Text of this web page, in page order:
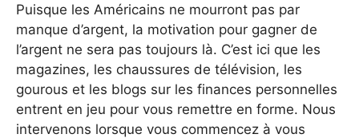
Puisque les Américains ne mourront pas par
manque d’argent, la motivation pour gagner de
l’argent ne sera pas toujours là. C’est ici que les
magazines, les chaussures de télévision, les
gourous et les blogs sur les finances personnelles
entrent en jeu pour vous remettre en forme. Nous
intervenons lorsque vous commencez à vous